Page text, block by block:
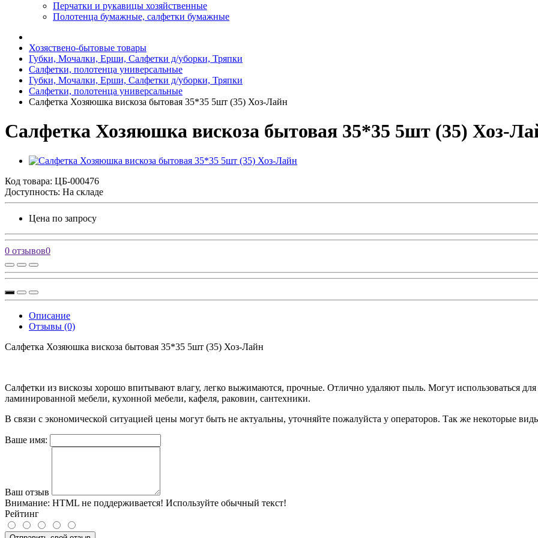
Перчатки и рукавицы хозяйственные
Полотенца бумажные, салфетки бумажные
Хозяствено-бытовые товары
Губки, Мочалки, Ерши, Салфетки д/уборки, Тряпки
Салфетки, полотенца универсальные
Губки, Мочалки, Ерши, Салфетки д/уборки, Тряпки
Салфетки, полотенца универсальные
Салфетка Хозяюшка вискоза бытовая 35*35 5шт (35) Хоз-Лайн
Салфетка Хозяюшка вискоза бытовая 35*35 5шт (35) Хоз-
Код товара: ЦБ-000476
Доступность: На складе
Цена по запросу
0 отзывов0
Описание
Отзывы (0)
Салфетка Хозяюшка вискоза бытовая 35*35 5шт (35) Хоз-Лайн
Салфетки из вискозы хорошо впитывают влагу, легко выжимаются, прочные. Отлично удаляют пыль. Могут использоваться
ламинированной мебели, кухонной мебели, кафеля, раковин, сантехники.
В связи с экономической ситуацией цены могут быть не актуальны, уточняйте пожалуйста у операторов. Так же некоторые
Ваше имя:
Ваш отзыв
Внимание: HTML не поддерживается! Используйте обычный текст!
Рейтинг